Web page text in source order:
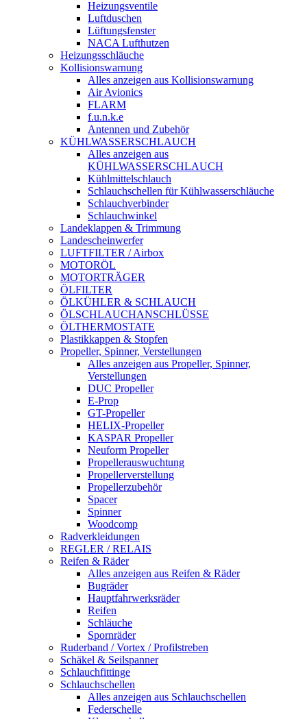
Heizungsventile
Luftduschen
Lüftungsfenster
NACA Lufthutzen
Heizungsschläuche
Kollisionswarnung
Alles anzeigen aus Kollisionswarnung
Air Avionics
FLARM
f.u.n.k.e
Antennen und Zubehör
KÜHLWASSERSCHLAUCH
Alles anzeigen aus
KÜHLWASSERSCHLAUCH
Kühlmittelschlauch
Schlauchschellen für Kühlwasserschläuche
Schlauchverbinder
Schlauchwinkel
Landeklappen & Trimmung
Landescheinwerfer
LUFTFILTER / Airbox
MOTORÖL
MOTORTRÄGER
ÖLFILTER
ÖLKÜHLER & SCHLAUCH
ÖLSCHLAUCHANSCHLÜSSE
ÖLTHERMOSTATE
Plastikkappen & Stopfen
Propeller, Spinner, Verstellungen
Alles anzeigen aus Propeller, Spinner,
Verstellungen
DUC Propeller
E-Prop
GT-Propeller
HELIX-Propeller
KASPAR Propeller
Neuform Propeller
Propellerauswuchtung
Propellerverstellung
Propellerzubehör
Spacer
Spinner
Woodcomp
Radverkleidungen
REGLER / RELAIS
Reifen & Räder
Alles anzeigen aus Reifen & Räder
Bugräder
Hauptfahrwerksräder
Reifen
Schläuche
Spornräder
Ruderband / Vortex / Profilstreben
Schäkel & Seilspanner
Schlauchfittinge
Schlauchschellen
Alles anzeigen aus Schlauchschellen
Federschelle